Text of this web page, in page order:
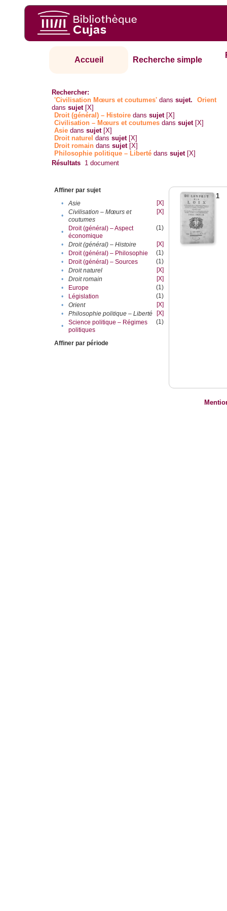
Accueil Recherche simple
Rechercher:
'Civilisation Mœurs et coutumes' danssujet.
Orient
danssujet [X]
Droit (général) – Histoire danssujet [X]
Civilisation – Mœurs et coutumes danssujet [X]
Asie danssujet [X]
Droit naturel danssujet [X]
Droit romain danssujet [X]
Philosophie politique – Liberté danssujet [X]
Résultats 1 document
Affiner par sujet
•
Asie
[X]
•
Civilisation – Mœurs et
coutumes
[X]
•
Droit (général) – Aspect
économique
(1)
• Droit (général) – Histoire
[X]
•
Droit (général) – Philosophie
(1)
•
Droit (général) – Sources
(1)
•
Droit naturel
[X]
•
Droit romain
[X]
•
Europe
(1)
•
Législation
(1)
•
Orient
[X]
•
Philosophie politique – Liberté
[X]
•
Science politique – Régimes
politiques
(1)
Affiner par période
1